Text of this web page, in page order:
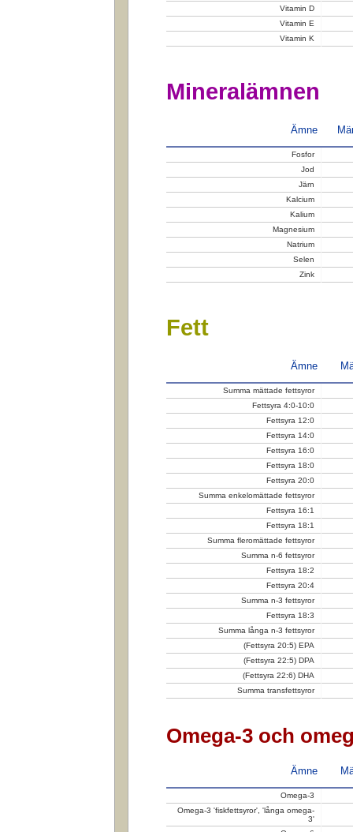
Vitamin D
Vitamin E
Vitamin K
Mineralämnen
Ämne
Fosfor
Jod
Järn
Kalcium
Kalium
Magnesium
Natrium
Selen
Zink
Fett
Ämne
Summa mättade fettsyror
Fettsyra 4:0-10:0
Fettsyra 12:0
Fettsyra 14:0
Fettsyra 16:0
Fettsyra 18:0
Fettsyra 20:0
Summa enkelomättade fettsyror
Fettsyra 16:1
Fettsyra 18:1
Summa fleromättade fettsyror
Summa n-6 fettsyror
Fettsyra 18:2
Fettsyra 20:4
Summa n-3 fettsyror
Fettsyra 18:3
Summa långa n-3 fettsyror
(Fettsyra 20:5) EPA
(Fettsyra 22:5) DPA
(Fettsyra 22:6) DHA
Summa transfettsyror
Omega-3 och
Ämne
Omega-3
Omega-3 'fiskfettsyror', 'långa omega-
3'